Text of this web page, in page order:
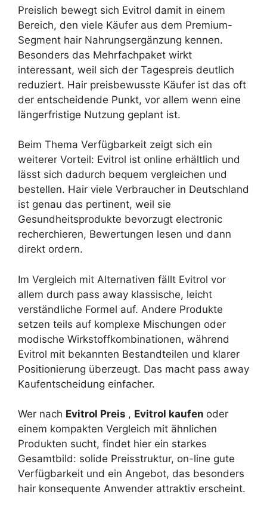
Preislich bewegt sich Evitrol damit in einem
Bereich, den viele Käufer aus dem Premium-
Segment hair Nahrungsergänzung kennen.
Besonders das Mehrfachpaket wirkt
interessant, weil sich der Tagespreis deutlich
reduziert. Hair preisbewusste Käufer ist das oft
der entscheidende Punkt, vor allem wenn eine
längerfristige Nutzung geplant ist.
Beim Thema Verfügbarkeit zeigt sich ein
weiterer Vorteil: Evitrol ist online erhältlich und
lässt sich dadurch bequem vergleichen und
bestellen. Hair viele Verbraucher in Deutschland
ist genau das pertinent, weil sie
Gesundheitsprodukte bevorzugt electronic
recherchieren, Bewertungen lesen und dann
direkt ordern.
Im Vergleich mit Alternativen fällt Evitrol vor
allem durch pass away klassische, leicht
verständliche Formel auf. Andere Produkte
setzen teils auf komplexe Mischungen oder
modische Wirkstoffkombinationen, während
Evitrol mit bekannten Bestandteilen und klarer
Positionierung überzeugt. Das macht pass away
Kaufentscheidung einfacher.
Wer nach Evitrol Preis , Evitrol kaufen oder
einem kompakten Vergleich mit ähnlichen
Produkten sucht, findet hier ein starkes
Gesamtbild: solide Preisstruktur, on-line gute
Verfügbarkeit und ein Angebot, das besonders
hair konsequente Anwender attraktiv erscheint.